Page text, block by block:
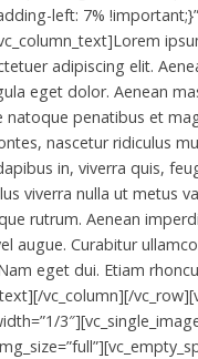
left: 7%
adipiscing elit.
eget dolor. Aenean
natoque penatibus et
nascetur ridiculus
in, viverra quis,
viverra nulla ut metus
rutrum. Aenean
augue. Curabitur
eget dui. Etiam
vc_column][/